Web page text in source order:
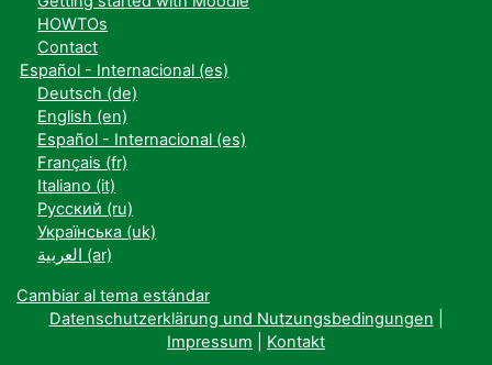
HOWTOs
Contact
Español - Internacional ‎(es)‎
Deutsch ‎(de)‎
English ‎(en)‎
Español - Internacional ‎(es)‎
Français ‎(fr)‎
Italiano ‎(it)‎
Русский ‎(ru)‎
Українська ‎(uk)‎
العربية ‎(ar)‎
Cambiar al tema estándar
Datenschutzerklärung und Nutzungsbedingungen
Impressum
Kontakt